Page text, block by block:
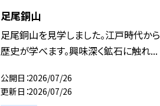
足尾銅山
足尾銅山を見学しました。江戸時代か
歴史が学べます。興味深く鉱石に触れ...
公開日 2026/07/26
更新日 2026/07/26